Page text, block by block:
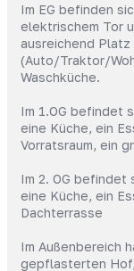
Im EG befinden
elektrischem Tor
ausreichend Platz
(Auto/Traktor/
Waschküche.
Im 1.OG befindet
eine Küche, ein
Vorratsraum, ein
Im 2. OG befindet
eine Küche, ein
Dachterrasse
Im Außenbereich
gepflasterten